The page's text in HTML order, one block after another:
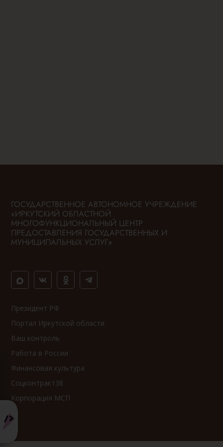
ГОСУДАРСТВЕННОЕ АВТОНОМНОЕ УЧРЕЖДЕНИЕ
«ИРКУТСКИЙ ОБЛАСТНОЙ
МНОГОФУНКЦИОНАЛЬНЫЙ ЦЕНТР
ПРЕДОСТАВЛЕНИЯ ГОСУДАРСТВЕННЫХ И
МУНИЦИПАЛЬНЫХ УСЛУГ»
Президент РФ
Портал Иркутской области
Ваш контроль
Работа в России
Финансовая культура
Соцконтракт38
Корпорация МСП